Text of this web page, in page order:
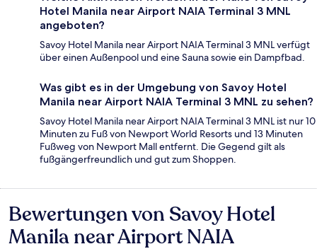
Hotel Manila near Airport NAIA Terminal 3 MNL
angeboten?
Savoy Hotel Manila near Airport NAIA Terminal 3 MNL verfügt
über einen Außenpool und eine Sauna sowie ein Dampfbad.
Was gibt es in der Umgebung von Savoy Hotel
Manila near Airport NAIA Terminal 3 MNL zu sehen?
Savoy Hotel Manila near Airport NAIA Terminal 3 MNL ist nur 10
Minuten zu Fuß von Newport World Resorts und 13 Minuten
Fußweg von Newport Mall entfernt. Die Gegend gilt als
fußgängerfreundlich und gut zum Shoppen.
Bewertungen
Bewertungen von Savoy Hotel
Manila near Airport NAIA